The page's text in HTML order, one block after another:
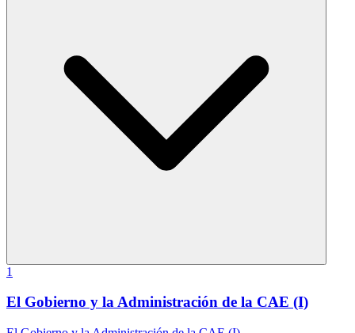
1
El Gobierno y la Administración de la CAE (I)